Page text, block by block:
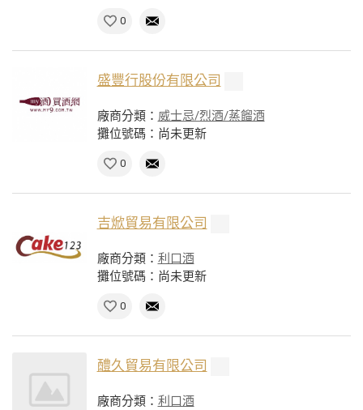
0
盛豐行股份有限公司
廠商分類： 威士忌/烈酒/蒸餾酒
攤位號碼：尚未更新
0
吉焮貿易有限公司
廠商分類： 利口酒
攤位號碼：尚未更新
0
醴久貿易有限公司
廠商分類： 利口酒